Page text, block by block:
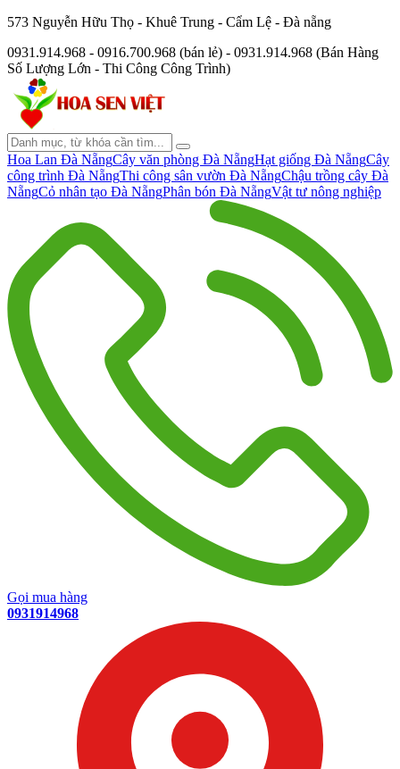
573 Nguyễn Hữu Thọ - Khuê Trung - Cẩm Lệ - Đà nẵng
0931.914.968 - 0916.700.968 (bán lẻ) - 0931.914.968 (Bán Hàng
Số Lượng Lớn - Thi Công Công Trình)
Hoa Lan Đà NẵngCây văn phòng Đà NẵngHạt giống Đà NẵngCây
công trình Đà NẵngThi công sân vườn Đà NẵngChậu trồng cây Đà
NẵngCỏ nhân tạo Đà NẵngPhân bón Đà NẵngVật tư nông nghiệp
Gọi mua hàng
0931914968